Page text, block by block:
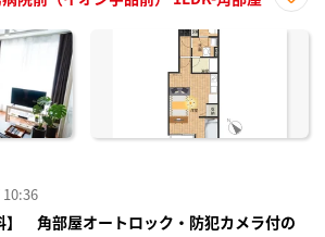
に入
】 角部屋オートロック・防犯カメラ付の